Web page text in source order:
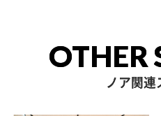
OTHER
ノア関連